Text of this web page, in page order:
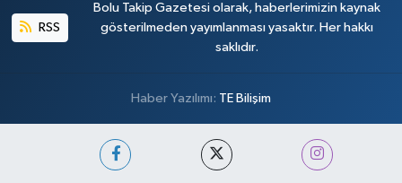
RSS
Bolu Takip Gazetesi olarak, haberlerimizin kaynak
gösterilmeden yayımlanması yasaktır. Her hakkı
saklıdır.
Haber Yazılımı: TE Bilişim